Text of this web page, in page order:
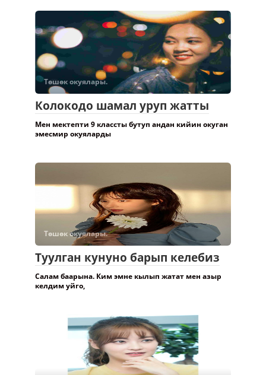
Төшөк окуялары.
Колокодо шамал уруп жатты
Мен мектепти 9 классты бутуп андан кийин окуган
эмесмир окуяларды
Төшөк окуялары.
Туулган кунуно барып келебиз
Салам баарына. Ким эмне кылып жатат мен азыр
келдим уйго,